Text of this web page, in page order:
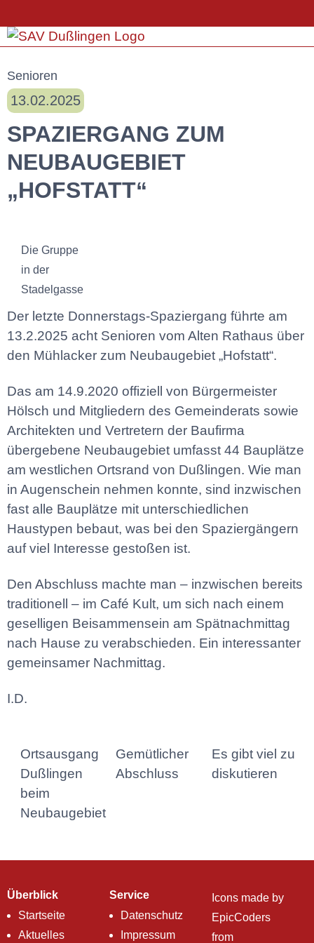
Senioren
13.02.2025
SPAZIERGANG ZUM
NEUBAUGEBIET
„HOFSTATT“
Die Gruppe
in der
Stadelgasse
Der letzte Donnerstags-Spaziergang führte am
13.2.2025 acht Senioren vom Alten Rathaus über
den Mühlacker zum Neubaugebiet „Hofstatt“.
Das am 14.9.2020 offiziell von Bürgermeister
Hölsch und Mitgliedern des Gemeinderats sowie
Architekten und Vertretern der Baufirma
übergebene Neubaugebiet umfasst 44 Bauplätze
am westlichen Ortsrand von Dußlingen. Wie man
in Augenschein nehmen konnte, sind inzwischen
fast alle Bauplätze mit unterschiedlichen
Haustypen bebaut, was bei den Spaziergängern
auf viel Interesse gestoßen ist.
Den Abschluss machte man – inzwischen bereits
traditionell – im Café Kult, um sich nach einem
geselligen Beisammensein am Spätnachmittag
nach Hause zu verabschieden. Ein interessanter
gemeinsamer Nachmittag.
I.D.
Ortsausgang
Dußlingen
beim
Neubaugebiet
Gemütlicher
Abschluss
Es gibt viel zu
diskutieren
Überblick
Startseite
Aktuelles
Service
Datenschutz
Impressum
Icons made by
EpicCoders
from